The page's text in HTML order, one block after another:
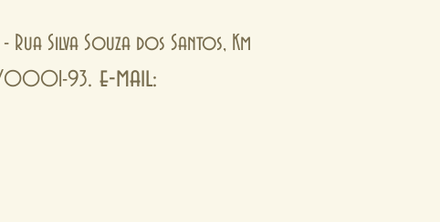
Rua Silva Souza dos Santos, Km
0001-93. e-mail: